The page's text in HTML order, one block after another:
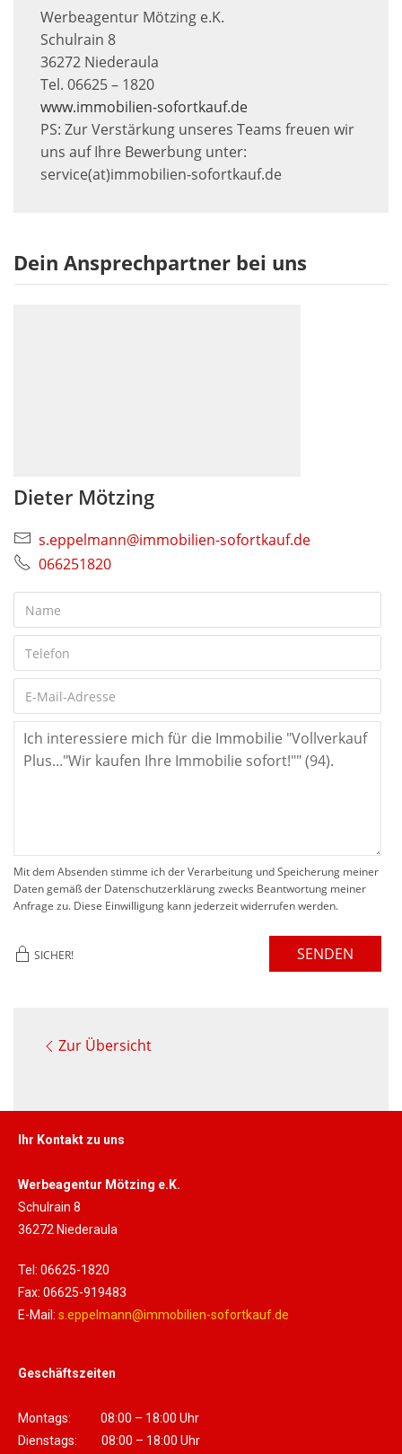
Werbeagentur Mötzing e.K.
Schulrain 8
36272 Niederaula
Tel. 06625 – 1820
www.immobilien-sofortkauf.de
PS: Zur Verstärkung unseres Teams freuen wir
uns auf Ihre Bewerbung unter:
service(at)immobilien-sofortkauf.de
Dein Ansprechpartner bei uns
Dieter Mötzing
s.eppelmann@immobilien-sofortkauf.de
066251820
Mit dem Absenden stimme ich der Verarbeitung und Speicherung meiner
Daten gemäß der Datenschutzerklärung zwecks Beantwortung meiner
Anfrage zu. Diese Einwilligung kann jederzeit widerrufen werden.
SICHER! SENDEN
Zur Übersicht
Ihr Kontakt zu uns
Werbeagentur Mötzing e.K.
Schulrain 8
36272 Niederaula
Tel: 06625-1820
Fax: 06625-919483
E-Mail: s.eppelmann@immobilien-sofortkauf.de
Geschäftszeiten
Montags: 08:00 – 18:00 Uhr
Dienstags: 08:00 – 18:00 Uhr